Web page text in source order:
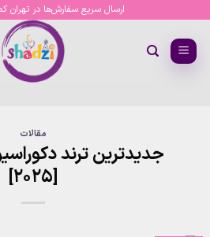
content
ارسال سریع سفارش‌ها در تهران
مقالات
جدیدترین ترند
[2025]